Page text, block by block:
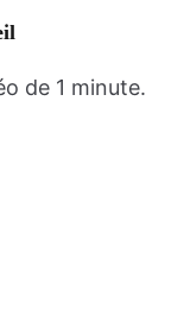
de 1 minute.